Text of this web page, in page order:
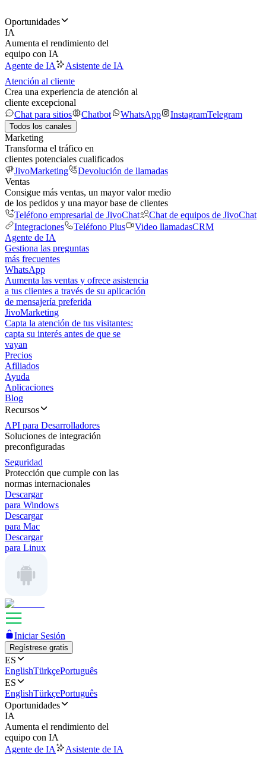
Oportunidades
IA
Aumenta el rendimiento del
equipo con IA
Agente de IA
Asistente de IA
Atención al cliente
Crea una experiencia de atención al
cliente excepcional
Chat para sitios
Chatbot WhatsApp InstagramTelegram
Todos los canales
Marketing
Transforma el tráfico en
clientes potenciales cualificados
JivoMarketing
Devolución de llamadas
Ventas
Consigue más ventas, un mayor valor medio
de los pedidos y una mayor base de clientes
Teléfono empresarial de JivoChat
Chat de equipos de JivoChat
Integraciones
Teléfono Plus Video llamadasCRM
Agente de IA
Gestiona las preguntas
más frecuentes
WhatsApp
Aumenta las ventas y ofrece asistencia
a tus clientes a través de su aplicación
de mensajería preferida
JivoMarketing
Capta la atención de tus visitantes:
capta su interés antes de que se
vayan
Precios
Afiliados
Ayuda
Aplicaciones
Blog
Recursos
API para Desarrolladores
Soluciones de integración
preconfiguradas
Seguridad
Protección que cumple con las
normas internacionales
Descargar
para Windows
Descargar
para Mac
Descargar
para Linux
Iniciar Sesión
Regístrese gratis
ES
EnglishTürkçePortuguês
ES
EnglishTürkçePortuguês
Oportunidades
IA
Aumenta el rendimiento del
equipo con IA
Agente de IA
Asistente de IA